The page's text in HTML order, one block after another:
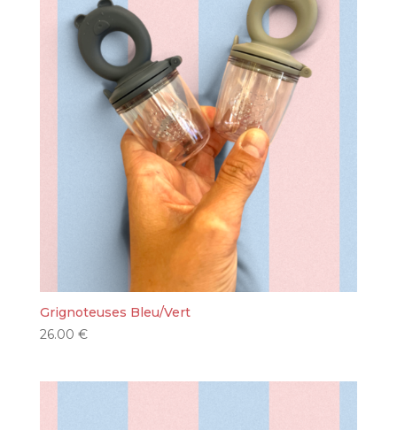
Grignoteuses Bleu/Vert
26.00 €